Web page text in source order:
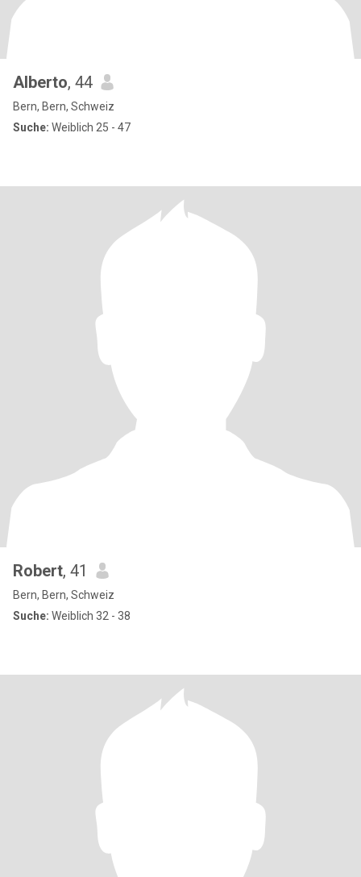
Alberto, 44
Bern, Bern, Schweiz
Suche: Weiblich 25 - 47
Robert, 41
Bern, Bern, Schweiz
Suche: Weiblich 32 - 38